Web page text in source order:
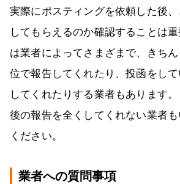
実際にポスティングを依頼した後
してもらえるのか確認することは
は業者によってさまざまで、きち
位で報告してくれたり、投函をし
してくれたりする業者もあります
後の報告を全くしてくれない業者
ください。
業者への質問事項